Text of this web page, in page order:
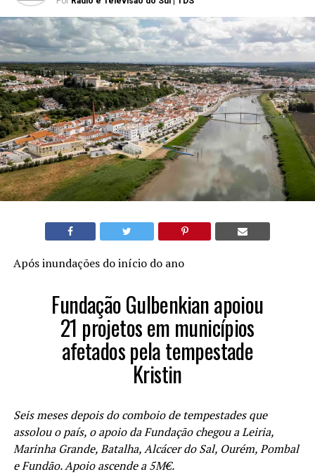
Após inundações do início do ano
Fundação Gulbenkian apoiou
21 projetos em municípios
afetados pela tempestade
Kristin
Seis meses depois do comboio de tempestades que
assolou o país, o apoio da Fundação chegou a Leiria,
Marinha Grande, Batalha, Alcácer do Sal, Ourém, Pombal
e Fundão. Apoio ascende a 5M€.